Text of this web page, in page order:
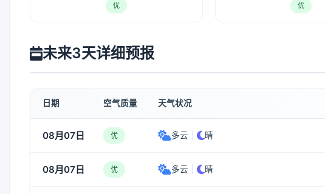
优 优
未来3天详细预报
日期 空气质量 天气状况
08月07日 优 多云 晴
08月07日 优 多云 晴